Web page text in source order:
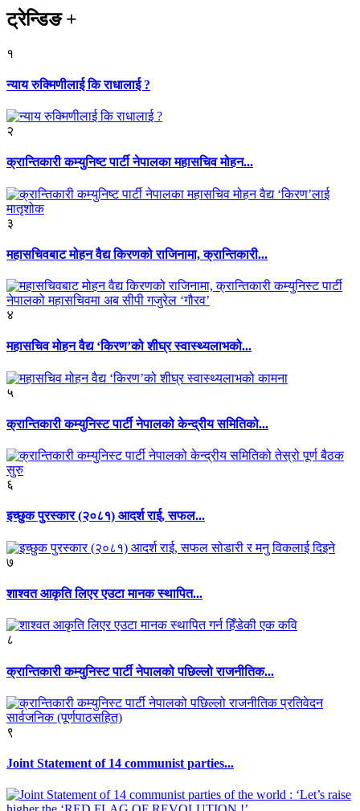
ट्रेन्डिङ+
१
न्याय रुक्मिणीलाई कि राधालाई ?
२
क्रान्तिकारी कम्युनिष्ट पार्टी नेपालका महासचिव मोहन...
३
महासचिवबाट मोहन वैद्य किरणको राजिनामा, क्रान्तिकारी...
४
महासचिव मोहन वैद्य ‘किरण’को शीघ्र स्वास्थ्यलाभको...
५
क्रान्तिकारी कम्युनिस्ट पार्टी नेपालको केन्द्रीय समितिको...
६
इच्छुक पुरस्कार (२०८१) आदर्श राई, सफल...
७
शाश्वत आकृति लिएर एउटा मानक स्थापित...
८
क्रान्तिकारी कम्युनिस्ट पार्टी नेपालको पछिल्लो राजनीतिक...
९
Joint Statement of 14 communist parties...